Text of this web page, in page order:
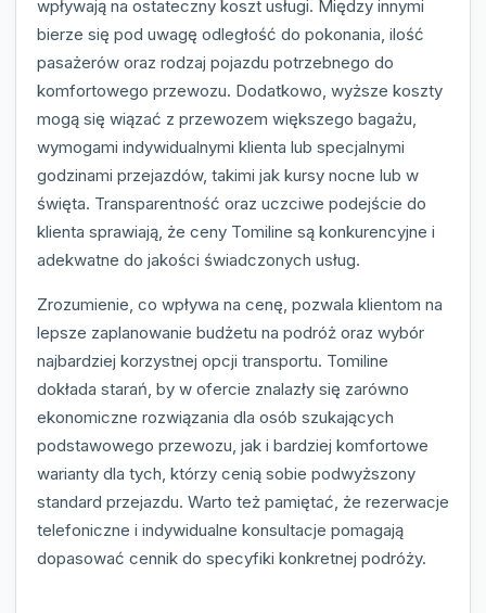
wpływają na ostateczny koszt usługi. Między innymi
bierze się pod uwagę odległość do pokonania, ilość
pasażerów oraz rodzaj pojazdu potrzebnego do
komfortowego przewozu. Dodatkowo, wyższe koszty
mogą się wiązać z przewozem większego bagażu,
wymogami indywidualnymi klienta lub specjalnymi
godzinami przejazdów, takimi jak kursy nocne lub w
święta. Transparentność oraz uczciwe podejście do
klienta sprawiają, że ceny Tomiline są konkurencyjne i
adekwatne do jakości świadczonych usług.
Zrozumienie, co wpływa na cenę, pozwala klientom na
lepsze zaplanowanie budżetu na podróż oraz wybór
najbardziej korzystnej opcji transportu. Tomiline
dokłada starań, by w ofercie znalazły się zarówno
ekonomiczne rozwiązania dla osób szukających
podstawowego przewozu, jak i bardziej komfortowe
warianty dla tych, którzy cenią sobie podwyższony
standard przejazdu. Warto też pamiętać, że rezerwacje
telefoniczne i indywidualne konsultacje pomagają
dopasować cennik do specyfiki konkretnej podróży.